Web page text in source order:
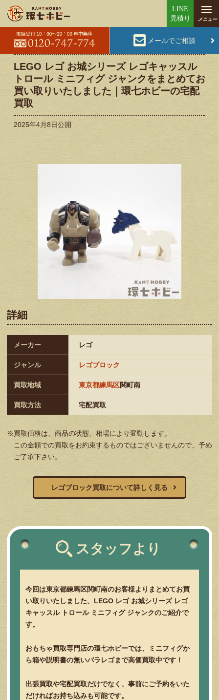
メールでご相談
LEGO レゴ お城シリーズ レゴキャッスル
トロール ミニフィグ ジャンクをまとめてお
買い取りいたしました｜環七ホビーの宅配
買取
2025年4月8日公開
詳細
メーカー レゴ
ジャンル レゴブロック
買取地域 東京都練馬区関町南
買取方法 宅配買取
※買取価格は、商品の状態、相場により変動します。
この金額での買取をお約束するものではございませんので、予め
ご了承下さい。
レゴブロック買取について詳しく見る
スタッフより
今回は東京都練馬区関町南のお客様よりまとめてお買
い取りいたしました、LEGO レゴ お城シリーズ レゴ
キャッスル トロール ミニフィグ ジャンクのご紹介で
す。
おもちゃ買取専門店の環七ホビーでは、ミニフィグか
ら箱や説明書の無いバラレゴまで高価買取中です！
出張買取や宅配買取だけでなく、事前にご予約をいた
だければお持ち込みも可能です。